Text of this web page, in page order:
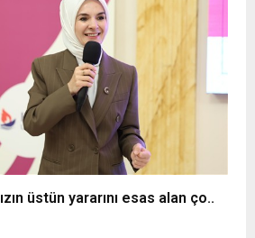
üstün yararını esas alan ço..